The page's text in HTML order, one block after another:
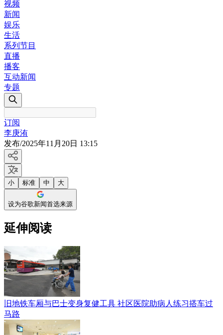
视频
新闻
娱乐
生活
系列节目
直播
播客
互动新闻
专题
订阅
李庚洧
发布/2025年11月20日 13:15
小 标准 中 大
设为谷歌新闻首选来源
延伸阅读
旧地铁车厢与巴士变身复健工具 社区医院助病人练习搭车过
马路